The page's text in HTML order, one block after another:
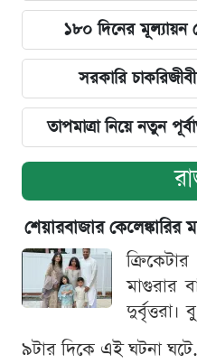
১৮০ দিনের মূল্যায়ন
সরকারি
তাপমাত্রা নিয়ে নতুন
শেয়ারবাজার
মাগুরার
৯টার দিকে এই ঘটনা